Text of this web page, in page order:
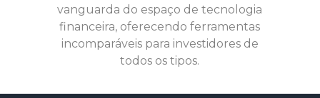
vanguarda do espaço de tecnologia
financeira, oferecendo ferramentas
incomparáveis para investidores de
todos os tipos.